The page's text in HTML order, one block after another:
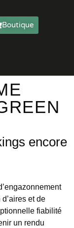
Boutique
encore
et de
fiabilité
un rendu